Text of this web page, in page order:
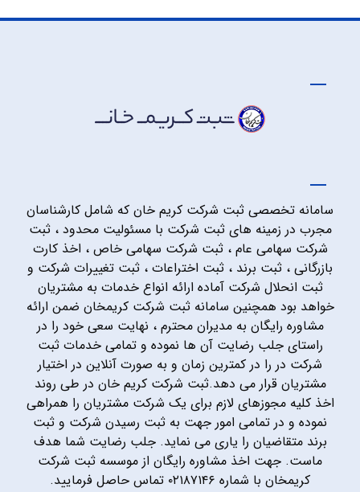
سامانه تخصصی ثبت شرکت کریم خان که شامل کارشناسان
مجرب در زمینه های ثبت شرکت با مسئولیت محدود ، ثبت
شرکت سهامی عام ، ثبت شرکت سهامی خاص ، اخذ کارت
بازرگانی ، ثبت برند ، ثبت اختراعات ، ثبت تغییرات شرکت و
ثبت انحلال شرکت آماده ارائه انواع خدمات به مشتریان
خواهد بود همچنین سامانه ثبت شرکت کریمخان ضمن ارائه
مشاوره رایگان به مدیران محترم ، نهایت سعی خود را در
راستای جلب رضایت آن ها نموده و تمامی خدمات ثبت
شرکت در را در کمترین زمان و به صورت آنلاین در اختیار
مشتریان قرار می دهد.ثبت شرکت کریم خان در طی روند
اخذ کلیه مجوزهای لازم برای یک شرکت مشتریان را همراهی
نموده و در تمامی امور جهت به ثبت رسیدن شرکت و ثبت
برند متقاضیان را یاری می نماید. جلب رضایت شما هدف
ماست. جهت اخذ مشاوره رایگان از موسسه ثبت شرکت
کریمخان با شماره ۰۲۱۸۷۱۴۶ تماس حاصل فرمایید.